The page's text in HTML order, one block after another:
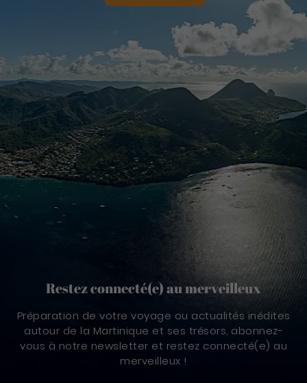
Restez connecté(e) au merveilleux
Préparation de votre voyage ou actualités inédites
autour de la Martinique et ses trésors, abonnez-
vous à notre newsletter et restez connecté(e) au
merveilleux !